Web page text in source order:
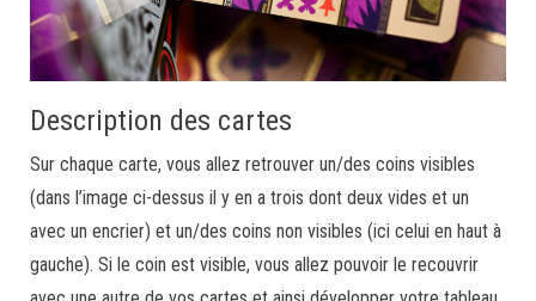
Description des cartes
Sur chaque carte, vous allez retrouver un/des coins visibles
(dans l’image ci-dessus il y en a trois dont deux vides et un
avec un encrier) et un/des coins non visibles (ici celui en haut à
gauche). Si le coin est visible, vous allez pouvoir le recouvrir